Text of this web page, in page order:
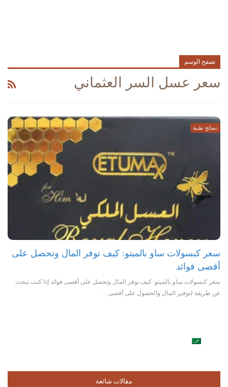
تصفح الوسم
سعر عسل السر العثماني
نصائح طبية
سعر كبسولات ساو بالميتو: كيف توفر المال وتحصل على
أقصى فوائد
سعر كبسولات ساو بالميتو: كيف توفر المال وتحصل على أقصى فوائد إذا كنت تبحث
عن طريقة لتوفير المال والحصول على أقصى…
مقالات شائعة